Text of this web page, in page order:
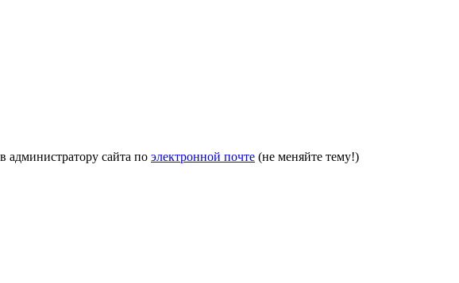
администратору сайта по электронной почте (не меняйте тему!)